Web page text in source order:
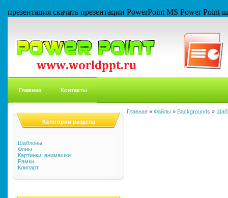
презентация скачать презентации PowerPoint MS Power
Главная Контакты
Категории раздела
Шаблоны
Фоны
Картинки, анимашки
Рамки
Клипарт
Главная » Файлы » Backgrounds »